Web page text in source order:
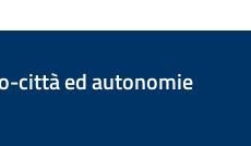
città ed autonomie